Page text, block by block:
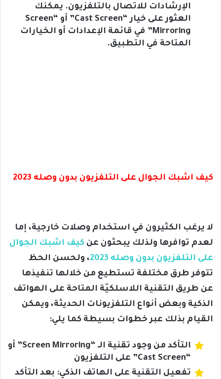
الإرشادات للاتصال بالتلفزيون. يمكنك
العثور على خيار “Cast Screen” أو “Screen
Mirroring” في قائمة الإعدادات أو الخيارات
المتاحة في التطبيق.
كيف اشبك الجوال على التلفزيون بدون وصله 2023
لا يرغب الكثيرون في استخدام وصلات خارجية، إما
لعدم توافرها ولذلك يبحثون عن كيف اشبك الجوال
على التلفزيون بدون وصله 2023
، ولحسن الحظ
تتوفر طرق مختلفة تستطيع من خلالها تنفيذها
عن طريق التقنية اللاسلكيّة المتاحة على الهواتف
الذكية وبعض أنواع التلفزيونات الحديثة، ويمكن
القيام بذلك عبر خطوات بسيطة كما يلي:
التأكد من وجود تقنية الـ “Screen Mirroring” أو
“Cast Screen” على التلفزيون
تفعيل التقنية على الهاتف الذكي: بعد التأكد